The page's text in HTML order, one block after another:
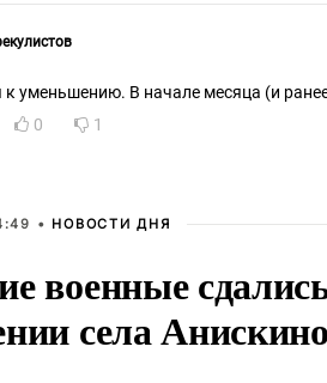
к уменьшению. В начале месяца (и
0 1
• НОВОСТИ ДНЯ
военные
села Анискино